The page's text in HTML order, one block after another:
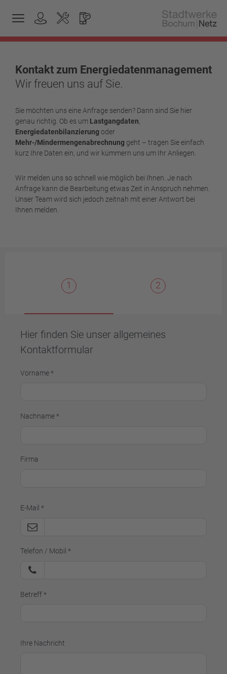
Kontakt zum Energiedatenmanagement
Wir freuen uns auf Sie.
Sie möchten uns eine Anfrage senden? Dann sind Sie hier
genau richtig. Ob es um Lastgangdaten
Energiedatenbilanzierung oder
Mehr-/Mindermengenabrechnung geht – tragen Sie einfach
kurz Ihre Daten ein, und wir kümmern uns um Ihr Anliegen.
Wir melden uns so schnell wie möglich bei Ihnen. Je nach
Anfrage kann die Bearbeitung etwas Zeit in Anspruch nehmen.
Unser Team wird sich jedoch zeitnah mit einer Antwort bei
Ihnen melden.
1 2
Hier finden Sie unser allgemeines
Kontaktformular
Vorname *
Nachname *
Firma
E-Mail *
Telefon / Mobil *
Betreff *
Ihre Nachricht